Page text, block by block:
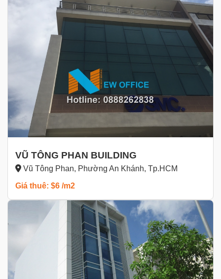
VŨ TÔNG PHAN BUILDING
Vũ Tông Phan, Phường An Khánh, Tp.HCM
Giá thuê: $6 /m2